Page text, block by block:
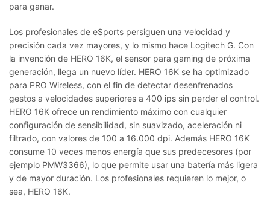
para ganar.
Los profesionales de eSports persiguen una velocidad y
precisión cada vez mayores, y lo mismo hace Logitech G. Con
la invención de HERO 16K, el sensor para gaming de próxima
generación, llega un nuevo líder. HERO 16K se ha optimizado
para PRO Wireless, con el fin de detectar desenfrenados
gestos a velocidades superiores a 400 ips sin perder el control.
HERO 16K ofrece un rendimiento máximo con cualquier
configuración de sensibilidad, sin suavizado, aceleración ni
filtrado, con valores de 100 a 16.000 dpi. Además HERO 16K
consume 10 veces menos energía que sus predecesores (por
ejemplo PMW3366), lo que permite usar una batería más ligera
y de mayor duración. Los profesionales requieren lo mejor, o
sea, HERO 16K.